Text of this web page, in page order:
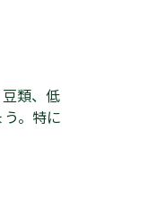
類、低
。特に